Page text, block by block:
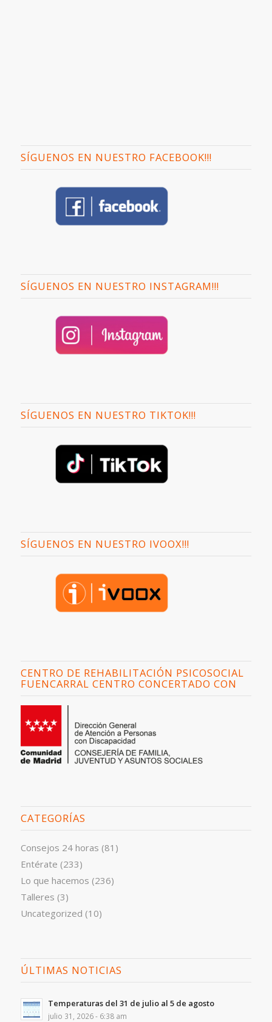
SÍGUENOS EN NUESTRO FACEBOOK!!!
SÍGUENOS EN NUESTRO INSTAGRAM!!!
SÍGUENOS EN NUESTRO TIKTOK!!!
SÍGUENOS EN NUESTRO IVOOX!!!
CENTRO DE REHABILITACIÓN PSICOSOCIAL
FUENCARRAL CENTRO CONCERTADO CON
CATEGORÍAS
Consejos 24 horas (81)
Entérate (233)
Lo que hacemos (236)
Talleres (3)
Uncategorized (10)
ÚLTIMAS NOTICIAS
Temperaturas del 31 de julio al 5 de agosto
julio 31, 2026 - 6:38 am